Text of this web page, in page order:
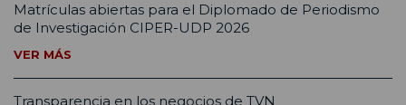
Matrículas abiertas para el Diplomado de Periodismo
de Investigación CIPER-UDP 2026
VER MÁS
Transparencia en los negocios de TVN